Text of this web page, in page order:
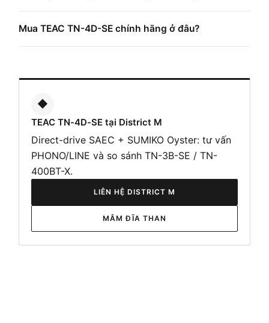
Mua TEAC TN-4D-SE chính hãng ở đâu?
◆
TEAC TN-4D-SE tại District M
Direct-drive SAEC + SUMIKO Oyster: tư vấn
PHONO/LINE và so sánh TN-3B-SE / TN-
400BT-X.
LIÊN HỆ DISTRICT M
MÂM ĐĨA THAN